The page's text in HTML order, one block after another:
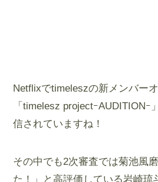
Netflixでtimeleszの新メンバー
「timelesz projectｰAUDITIONｰ
信されていますね！
その中でも2次審査では菊池風
た！」と高評価している岩崎琉